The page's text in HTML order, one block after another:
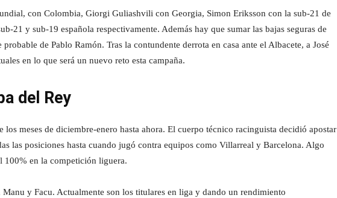
con Colombia, Giorgi Guliashvili con Georgia, Simon Eriksson con la sub-21 de
21 y sub-19 española respectivamente. Además hay que sumar las bajas seguras de
de Pablo Ramón. Tras la contundente derrota en casa ante el Albacete, a José
en lo que será un nuevo reto esta campaña.
del Rey
los meses de diciembre-enero hasta ahora. El cuerpo técnico racinguista decidió apostar
las posiciones hasta cuando jugó contra equipos como Villarreal y Barcelona. Algo
100% en la competición liguera.
y Facu. Actualmente son los titulares en liga y dando un rendimiento